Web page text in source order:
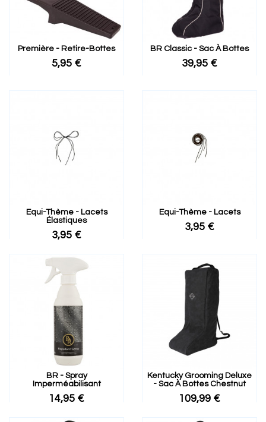
Première - Retire-Bottes
5,95 €
BR Classic - Sac À Bottes
39,95 €
Equi-Thème - Lacets
Élastiques
3,95 €
Equi-Thème - Lacets
3,95 €
BR - Spray
Imperméabilisant
14,95 €
Kentucky Grooming Deluxe
- Sac À Bottes Chestnut
109,99 €